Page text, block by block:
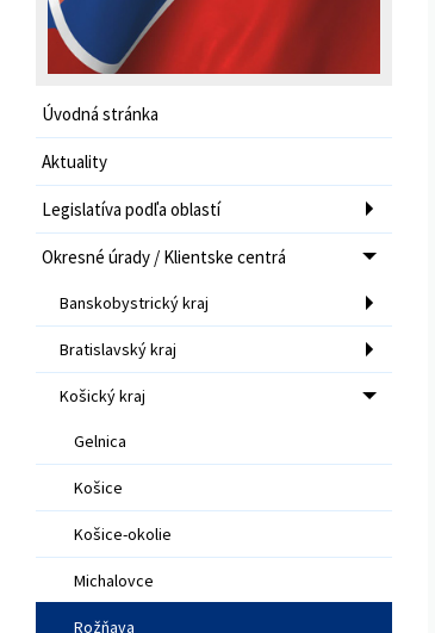
Úvodná stránka
Aktuality
Legislatíva podľa oblastí
Okresné úrady / Klientske centrá
Banskobystrický kraj
Bratislavský kraj
Košický kraj
Gelnica
Košice
Košice-okolie
Michalovce
Rožňava